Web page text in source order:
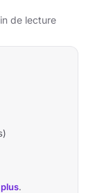
de lecture
.